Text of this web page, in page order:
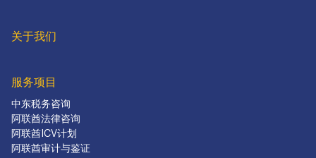
关于我们
服务项目
中东税务咨询
阿联酋法律咨询
阿联酋ICV计划
阿联酋审计与鉴证